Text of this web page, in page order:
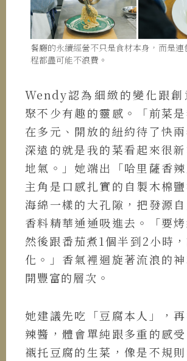
餐廳的永續經營不只是食材本身，而是連
程都盡可能不浪費。
Wendy認為細緻的變化跟創
聚不少有趣的靈感。「前菜是
在多元、開放的紐約待了快
深遠的就是我的菜看起來很
地氣。」她端出「哈里薩香辣
主角是口感扎實的自製木棉
海綿一樣的大孔隙，把發源
香料精華通通吸進去。「要烤
然後跟番茄煮1個半到2小時
化。」香氣裡迴旋著流浪的
開豐富的層次。
她建議先吃「豆腐本人」，
辣醬，體會單純跟多重的感
襯托豆腐的生菜，像是不規